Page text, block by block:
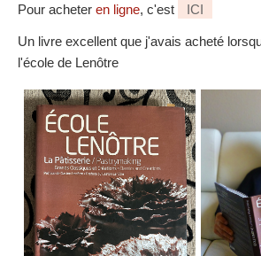
Pour acheter en ligne, c'est ICI
Un livre excellent que j'avais acheté
l'école de Lenôtre